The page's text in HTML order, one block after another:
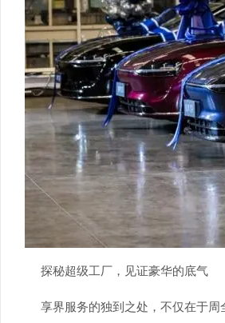
探秘超级工厂，见证豪华的底气
享界服务的独到之处，不仅在于周